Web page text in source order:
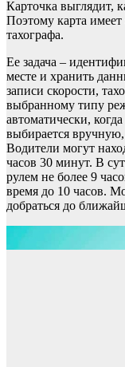
Карточка выглядит,
Поэтому карта
тахографа.
Ее задача –
месте и хранить
записи скорости,
выбранному типу
автоматически,
выбирается
Водители могут
часов 30 минут. В
рулем не более 9
время до 10 часов.
добраться до